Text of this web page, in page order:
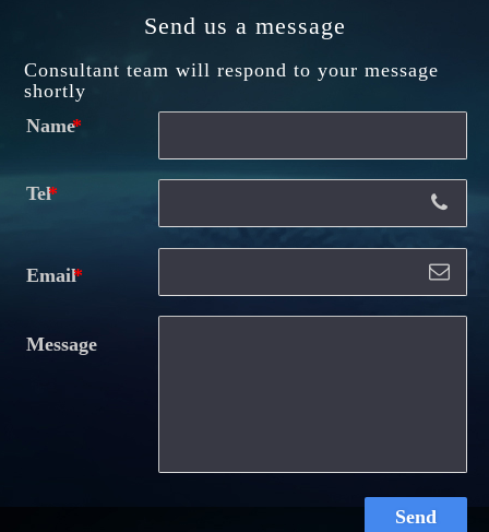
Send us a message
Consultant team will respond to your message
shortly
Name
Tel
Email
Message
Send